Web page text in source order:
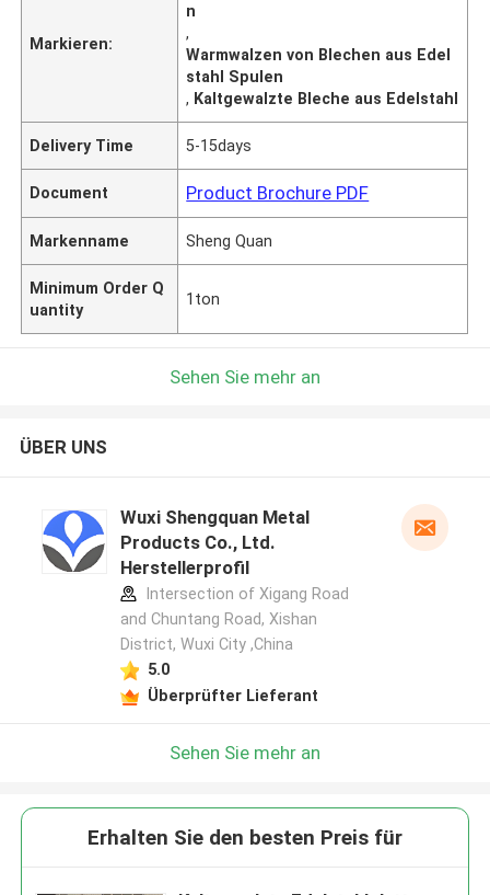
Markieren:
n
,
Warmwalzen von Blechen aus Edel
stahl Spulen
, Kaltgewalzte Bleche aus Edelstahl
Delivery Time 5-15days
Document Product Brochure PDF
Markenname Sheng Quan
Minimum Order Q
uantity
1ton
Sehen Sie mehr an
ÜBER UNS
Wuxi Shengquan Metal
Products Co., Ltd.
Herstellerprofil
Intersection of Xigang Road
and Chuntang Road, Xishan
District, Wuxi City ,China
5.0
Überprüfter Lieferant
Sehen Sie mehr an
Erhalten Sie den besten Preis für